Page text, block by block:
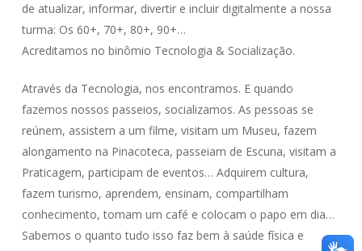
de atualizar, informar, divertir e incluir digitalmente a nossa
turma: Os 60+, 70+, 80+, 90+…
Acreditamos no binômio Tecnologia & Socialização.
Através da Tecnologia, nos encontramos. E quando
fazemos nossos passeios, socializamos. As pessoas se
reúnem, assistem a um filme, visitam um Museu, fazem
alongamento na Pinacoteca, passeiam de Escuna, visitam a
Praticagem, participam de eventos… Adquirem cultura,
fazem turismo, aprendem, ensinam, compartilham
conhecimento, tomam um café e colocam o papo em dia…
Sabemos o quanto tudo isso faz bem à saúde física e